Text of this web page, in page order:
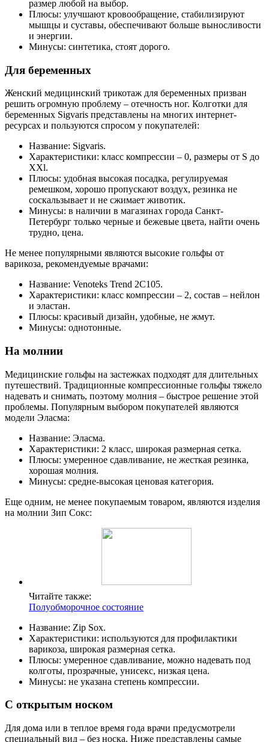
размер любой на выбор.
Плюсы: улучшают кровообращение, стабилизируют
мышцы и суставы, обеспечивают больше выносливости
и энергии.
Минусы: синтетика, стоят дорого.
Для беременных
Женский медицинский трикотаж для беременных призван
решить огромную проблему – отечность ног. Колготки для
беременных Sigvaris представлены на многих интернет-
ресурсах и пользуются спросом у покупателей:
Название: Sigvaris.
Характеристики: класс компрессии – 0, размеры от S до
XXl.
Плюсы: удобная высокая посадка, регулируемая
ремешком, хорошо пропускают воздух, резинка не
соскальзывает и не сжимает животик.
Минусы: в наличии в магазинах города Санкт-
Петербург только черные и бежевые цвета, найти очень
трудно, цена.
Не менее популярными являются высокие гольфы от
варикоза, рекомендуемые врачами:
Название: Venoteks Trend 2С105.
Характеристики: класс компрессии – 2, состав – нейлон
и эластан.
Плюсы: красивый дизайн, удобные, не жмут.
Минусы: однотонные.
На молнии
Медицинские гольфы на застежках подходят для длительных
путешествий. Традиционные компрессионные гольфы тяжело
надевать и снимать, поэтому молния – быстрое решение этой
проблемы. Популярным выбором покупателей являются
модели Эласма:
Название: Эласма.
Характеристики: 2 класс, широкая размерная сетка.
Плюсы: умеренное сдавливание, не жесткая резинка,
хорошая молния.
Минусы: средне-высокая ценовая категория.
Еще одним, не менее покупаемым товаром, являются изделия
на молнии Зип Сокс:
Читайте также:
Полуобморочное состояние
Название: Zip Sox.
Характеристики: используются для профилактики
варикоза, широкая размерная сетка.
Плюсы: умеренное сдавливание, можно надевать под
колготы, прозрачные, унисекс, низкая цена.
Минусы: не указана степень компрессии.
С открытым носком
Для дома или в теплое время года врачи предусмотрели
специальный вид – без носка. Ниже представлены самые